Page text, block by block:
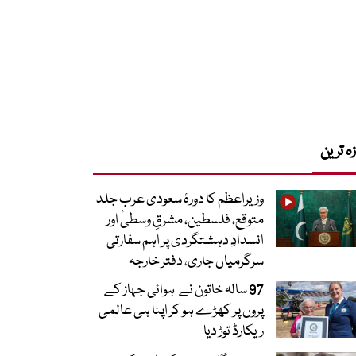
ترین
وزیراعظم کا دورۂ سعودی عرب جلد
متوقع، فلسطین، مشرقِ وسطیٰ اور
انسدادِ دہشتگردی پر اہم سفارتی
سرگرمیاں جاری، دفتر خارجہ
97 سالہ خاتون نے ہوائی جہاز کے
پروں پر کھڑے ہو کر اپنا ہی عالمی
ریکارڈ توڑ دیا